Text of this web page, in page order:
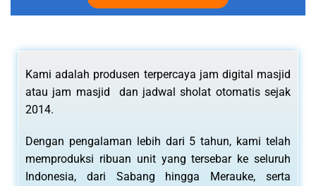
Kami adalah produsen terpercaya jam digital masjid
atau jam masjid dan jadwal sholat otomatis sejak
2014.
Dengan pengalaman lebih dari 5 tahun, kami telah
memproduksi ribuan unit yang tersebar ke seluruh
Indonesia, dari Sabang hingga Merauke, serta